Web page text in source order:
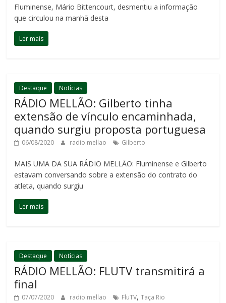
Fluminense, Mário Bittencourt, desmentiu a informação
que circulou na manhã desta
Ler mais
Destaque Notícias
RÁDIO MELLÃO: Gilberto tinha
extensão de vínculo encaminhada,
quando surgiu proposta portuguesa
06/08/2020 radio.mellao Gilberto
MAIS UMA DA SUA RÁDIO MELLÃO: Fluminense e Gilberto
estavam conversando sobre a extensão do contrato do
atleta, quando surgiu
Ler mais
Destaque Notícias
RÁDIO MELLÃO: FLUTV transmitirá a
final
07/07/2020 radio.mellao FluTV,Taça Rio